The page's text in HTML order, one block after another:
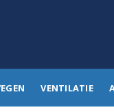
VENTILATIE